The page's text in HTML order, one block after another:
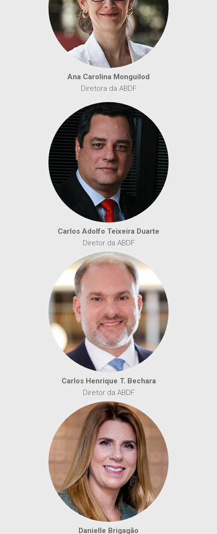
Ana Carolina Monguilod
Diretora da ABDF
Carlos Adolfo Teixeira Duarte
Diretor da ABDF
Carlos Henrique T. Bechara
Diretor da ABDF
Danielle Brigagão